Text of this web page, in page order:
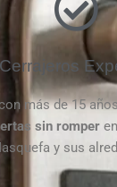
Cerrajeros
más de 15
sin romper
y sus